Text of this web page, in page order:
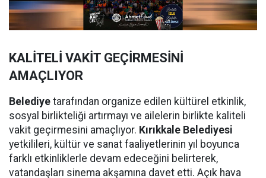
KALİTELİ VAKİT GEÇİRMESİNİ
AMAÇLIYOR
Belediye tarafından organize edilen kültürel etkinlik,
sosyal birlikteliği artırmayı ve ailelerin birlikte kaliteli
vakit geçirmesini amaçlıyor. Kırıkkale Belediyesi
yetkilileri, kültür ve sanat faaliyetlerinin yıl boyunca
farklı etkinliklerle devam edeceğini belirterek,
vatandaşları sinema akşamına davet etti. Açık hava